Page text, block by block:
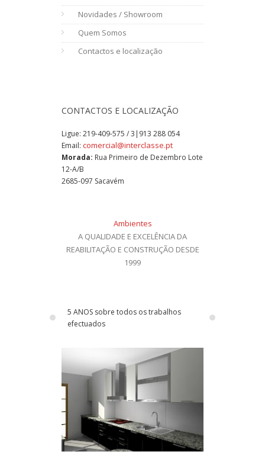
Novidades / Showroom
Quem Somos
Contactos e localização
CONTACTOS E LOCALIZAÇÃO
Ligue: 219-409-575 / 3|913 288 054
Email: comercial@interclasse.pt
Morada: Rua Primeiro de Dezembro Lote
12-A/B
2685-097 Sacavém
Ambientes
A QUALIDADE E EXCELÊNCIA DA
REABILITAÇÃO E CONSTRUÇÃO DESDE
1999
5 ANOS sobre todos os trabalhos
efectuados